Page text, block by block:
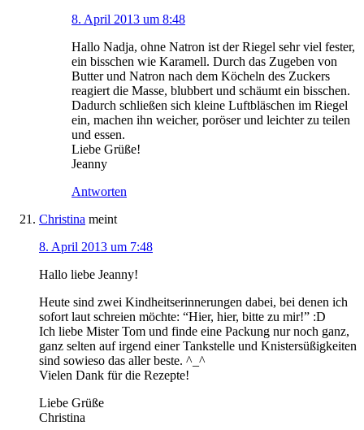
8. April 2013 um 8:48
Hallo Nadja, ohne Natron ist der Riegel sehr viel fester,
ein bisschen wie Karamell. Durch das Zugeben von
Butter und Natron nach dem Köcheln des Zuckers
reagiert die Masse, blubbert und schäumt ein bisschen.
Dadurch schließen sich kleine Luftbläschen im Riegel
ein, machen ihn weicher, poröser und leichter zu teilen
und essen.
Liebe Grüße!
Jeanny
Antworten
Christina meint
8. April 2013 um 7:48
Hallo liebe Jeanny!
Heute sind zwei Kindheitserinnerungen dabei, bei denen ich
sofort laut schreien möchte: “Hier, hier, bitte zu mir!” :D
Ich liebe Mister Tom und finde eine Packung nur noch ganz,
ganz selten auf irgend einer Tankstelle und Knistersüßigkeiten
sind sowieso das aller beste. ^_^
Vielen Dank für die Rezepte!
Liebe Grüße
Christina